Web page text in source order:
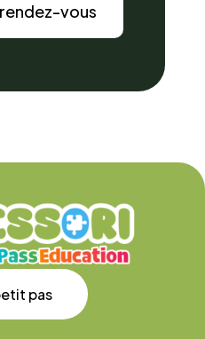
vous
pas